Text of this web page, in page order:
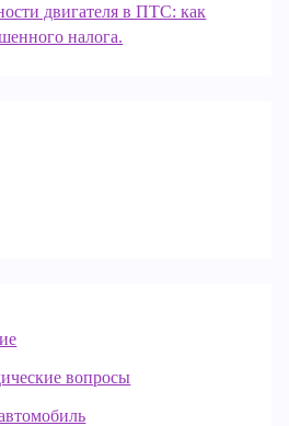
двигателя в ПТС: как
налога.
вопросы